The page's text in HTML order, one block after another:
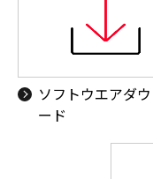
ソフトウエアダ
ード